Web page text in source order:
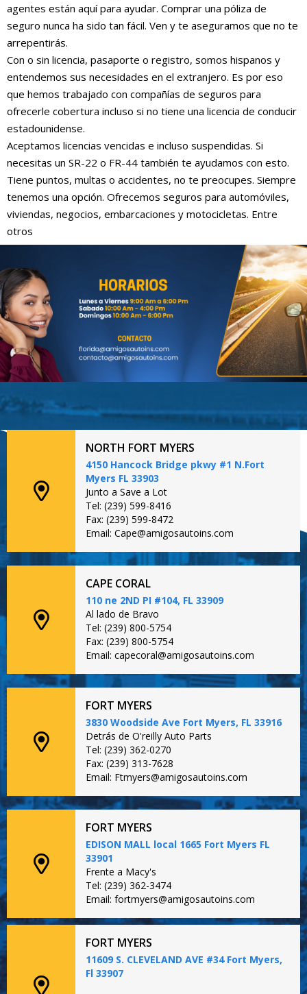
agentes están aquí para ayudar. Comprar una póliza de
seguro nunca ha sido tan fácil. Ven y te aseguramos que no te
arrepentirás.
Con o sin licencia, pasaporte o registro, somos hispanos y
entendemos sus necesidades en el extranjero. Es por eso
que hemos trabajado con compañías de seguros para
ofrecerle cobertura incluso si no tiene una licencia de conducir
estadounidense.
Aceptamos licencias vencidas e incluso suspendidas. Si
necesitas un SR-22 o FR-44 también te ayudamos con esto.
Tiene puntos, multas o accidentes, no te preocupes. Siempre
tenemos una opción. Ofrecemos seguros para automóviles,
viviendas, negocios, embarcaciones y motocicletas. Entre
otros
NORTH FORT MYERS
4150 Hancock Bridge pkwy #1 N.Fort
Myers FL 33903
Junto a Save a Lot
Tel: (239) 599-8416
Fax: (239) 599-8472
Email: Cape@amigosautoins.com
CAPE CORAL
110 ne 2ND PI #104, FL 33909
Al lado de Bravo
Tel: (239) 800-5754
Fax: (239) 800-5754
Email: capecoral@amigosautoins.com
FORT MYERS
3830 Woodside Ave Fort Myers, FL 33916
Detrás de O'reilly Auto Parts
Tel: (239) 362-0270
Fax: (239) 313-7628
Email: Ftmyers@amigosautoins.com
FORT MYERS
EDISON MALL local 1665 Fort Myers FL
33901
Frente a Macy's
Tel: (239) 362-3474
Email: fortmyers@amigosautoins.com
FORT MYERS
11609 S. CLEVELAND AVE #34 Fort Myers,
Fl 33907